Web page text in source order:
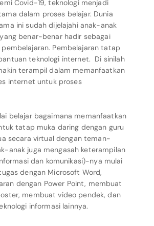
Covid-19, teknologi menjadi
dalam proses belajar. Dunia
ini sudah dijelajahi anak-anak
benar-benar hadir sebagai
Pembelajaran tatap
teknologi internet. Di sinilah
terampil dalam memanfaatkan
internet untuk proses
belajar bagaimana memanfaatkan
tatap muka daring dengan guru
secara virtual dengan teman-
anak juga mengasah keterampilan
dan komunikasi)-nya mulai
dengan Microsoft Word,
dengan Power Point, membuat
membuat video pendek, dan
informasi lainnya.